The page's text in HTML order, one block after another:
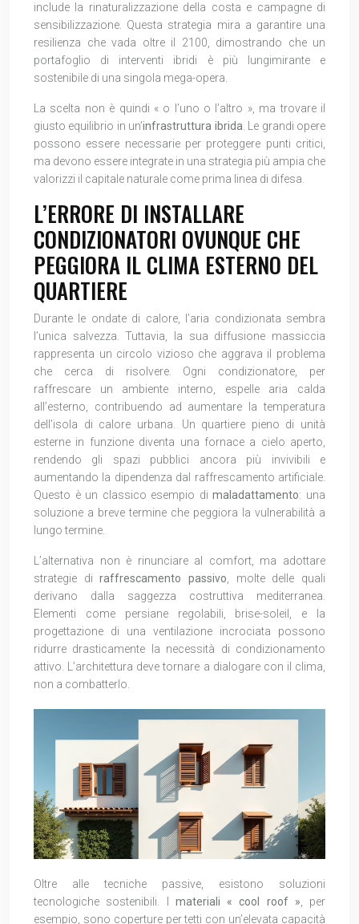
include la rinaturalizzazione della costa e campagne di
sensibilizzazione. Questa strategia mira a garantire una
resilienza che vada oltre il 2100, dimostrando che un
portafoglio di interventi ibridi è più lungimirante e
sostenibile di una singola mega-opera.
La scelta non è quindi « o l’uno o l’altro », ma trovare il
giusto equilibrio in un’infrastruttura ibrida. Le grandi opere
possono essere necessarie per proteggere punti critici,
ma devono essere integrate in una strategia più ampia che
valorizzi il capitale naturale come prima linea di difesa.
L’ERRORE DI INSTALLARE
CONDIZIONATORI OVUNQUE CHE
PEGGIORA IL CLIMA ESTERNO DEL
QUARTIERE
Durante le ondate di calore, l’aria condizionata sembra
l’unica salvezza. Tuttavia, la sua diffusione massiccia
rappresenta un circolo vizioso che aggrava il problema
che cerca di risolvere. Ogni condizionatore, per
raffrescare un ambiente interno, espelle aria calda
all’esterno, contribuendo ad aumentare la temperatura
dell’isola di calore urbana. Un quartiere pieno di unità
esterne in funzione diventa una fornace a cielo aperto,
rendendo gli spazi pubblici ancora più invivibili e
aumentando la dipendenza dal raffrescamento artificiale.
Questo è un classico esempio dimaladattamento: una
soluzione a breve termine che peggiora la vulnerabilità a
lungo termine.
L’alternativa non è rinunciare al comfort, ma adottare
strategie diraffrescamento passivo, molte delle quali
derivano dalla saggezza costruttiva mediterranea.
Elementi come persiane regolabili, brise-soleil, e la
progettazione di una ventilazione incrociata possono
ridurre drasticamente la necessità di condizionamento
attivo. L’architettura deve tornare a dialogare con il clima,
non a combatterlo.
Oltre alle tecniche passive, esistono soluzioni
tecnologiche sostenibili. I materiali « cool roof » , per
esempio, sono coperture per tetti con un’elevata capacità